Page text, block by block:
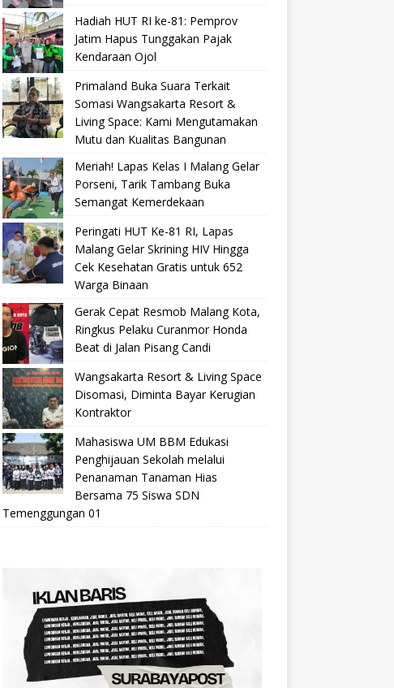
Hadiah HUT RI ke-81: Pemprov
Jatim Hapus Tunggakan Pajak
Kendaraan Ojol
Primaland Buka Suara Terkait
Somasi Wangsakarta Resort &
Living Space: Kami Mengutamakan
Mutu dan Kualitas Bangunan
Meriah! Lapas Kelas I Malang Gelar
Porseni, Tarik Tambang Buka
Semangat Kemerdekaan
Peringati HUT Ke-81 RI, Lapas
Malang Gelar Skrining HIV Hingga
Cek Kesehatan Gratis untuk 652
Warga Binaan
Gerak Cepat Resmob Malang Kota,
Ringkus Pelaku Curanmor Honda
Beat di Jalan Pisang Candi
Wangsakarta Resort & Living Space
Disomasi, Diminta Bayar Kerugian
Kontraktor
Mahasiswa UM BBM Edukasi
Penghijauan Sekolah melalui
Penanaman Tanaman Hias
Bersama 75 Siswa SDN
Temenggungan 01